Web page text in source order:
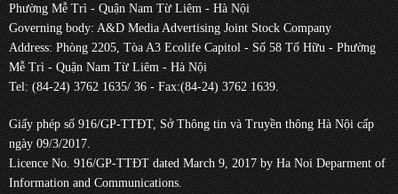
Phường Mễ Trì - Quận Nam Từ Liêm - Hà Nội
Governing body: A&D Media Advertising Joint Stock Company
Address: Phòng 2205, Tòa A3 Ecolife Capitol - Số 58 Tố Hữu - Phường
Mễ Trì - Quận Nam Từ Liêm - Hà Nội
Tel: (84-24) 3762 1635/ 36 - Fax:(84-24) 3762 1639.
Giấy phép số 916/GP-TTĐT, Sở Thông tin và Truyền thông Hà Nội cấp
ngày 09/3/2017.
Licence No. 916/GP-TTĐT dated March 9, 2017 by Ha Noi Deparment of
Information and Communications.